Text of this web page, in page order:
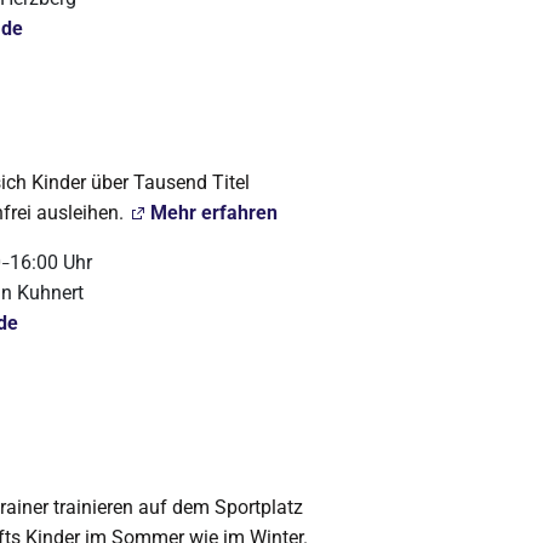
Kinder über Tausend Titel
ausleihen.
Mehr erfahren
–16:00 Uhr
Kuhnert
trainieren auf dem Sportplatz
Kinder im Sommer wie im Winter.